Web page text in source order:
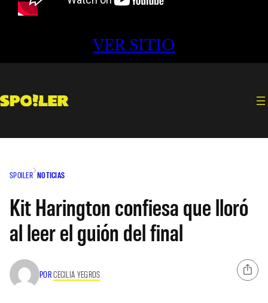
VER SITIO
SPOILER NOTICIAS
Kit Harington confiesa que lloró
al leer el guión del final
PORCECILIA YEGROS